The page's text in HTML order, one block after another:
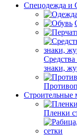
Спецодежда и
знаки,
Строительные
Пленки